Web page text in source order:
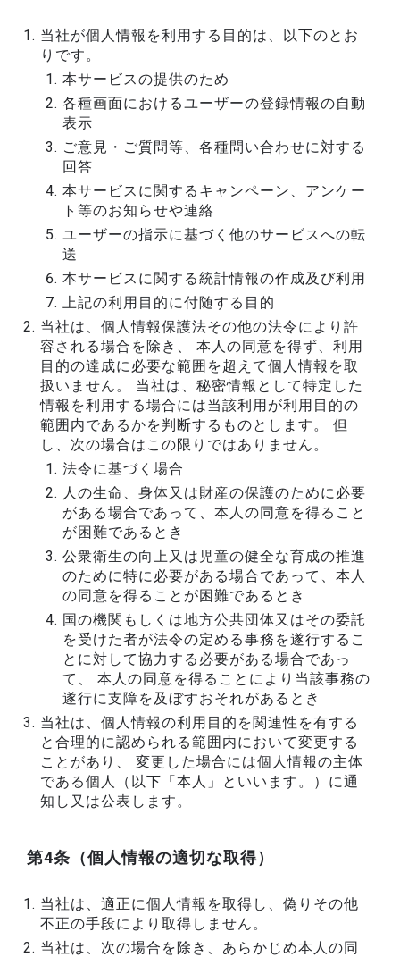
当社が個人情報を利用する目的は、以下のとお
りです。
本サービスの提供のため
各種画面におけるユーザーの登録情報の自動
表示
ご意見・ご質問等、各種問い合わせに対する
回答
本サービスに関するキャンペーン、アンケー
ト等のお知らせや連絡
ユーザーの指示に基づく他のサービスへの転
送
本サービスに関する統計情報の作成及び利用
上記の利用目的に付随する目的
当社は、個人情報保護法その他の法令により許
容される場合を除き、 本人の同意を得ず、利用
目的の達成に必要な範囲を超えて個人情報を取
扱いません。 当社は、秘密情報として特定した
情報を利用する場合には当該利用が利用目的の
範囲内であるかを判断するものとします。 但
し、次の場合はこの限りではありません。
法令に基づく場合
人の生命、身体又は財産の保護のために必要
がある場合であって、本人の同意を得ること
が困難であるとき
公衆衛生の向上又は児童の健全な育成の推進
のために特に必要がある場合であって、本人
の同意を得ることが困難であるとき
国の機関もしくは地方公共団体又はその委託
を受けた者が法令の定める事務を遂行するこ
とに対して協力する必要がある場合であっ
て、 本人の同意を得ることにより当該事務の
遂行に支障を及ぼすおそれがあるとき
当社は、個人情報の利用目的を関連性を有する
と合理的に認められる範囲内において変更する
ことがあり、 変更した場合には個人情報の主体
である個人（以下「本人」といいます。）に通
知し又は公表します。
第4条（個人情報の適切な取得）
当社は、適正に個人情報を取得し、偽りその他
不正の手段により取得しません。
当社は、次の場合を除き、あらかじめ本人の同